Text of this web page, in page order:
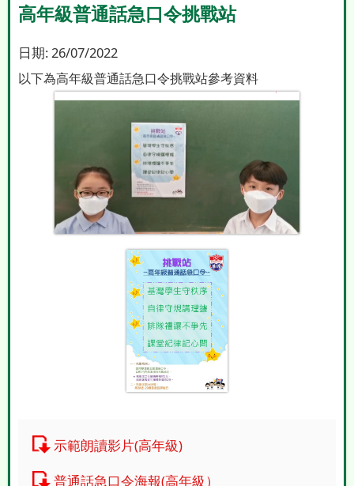
高年級普通話急口令挑戰站
日期:26/07/2022
以下為高年級普通話急口令挑戰站參考資料
示範朗讀影片(高年級)
普通話急口令海報(高年級）